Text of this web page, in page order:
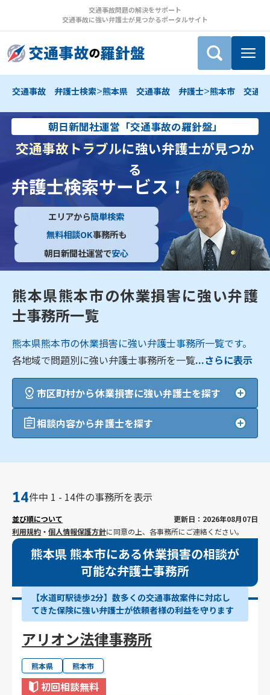
交通事故問題の解決をサポート
交通事故に強い弁護士が見つかるポータルサイト
交通事故 弁護士検索>熊本県 交通事故 弁護士>熊本市 交通
朝日新聞社運営「交通事故の羅針盤」
交通事故トラブルに強い弁護士が見つか
る
弁護士検索サービス！
エリアから簡単検索
無料相談OK事務所も
朝日新聞社運営で安心
熊本県熊本市の休業損害に強い弁護
士事務所一覧
熊本県熊本市の休業損害に強い弁護士事務所一覧です。
各地域で問題別に強い弁護士事務所を一覧...さらに表示
市区町村から休業損害に強い弁護士を探す
相談内容から弁護士を探す
14件中 1 - 14件の事務所を表示
並び順について
更新日：2026年08月07日
利用規約 ・個人情報保護方針に同意の上、各事務所にご連絡ください。
熊本県 熊本市にある休業損害の相談が
可能な弁護士事務所
【水道町駅徒歩2分】数多くの交通事故案件に対応し
てきた保険に強い弁護士が依頼者様の利益を守ります
アリオン法律事務所
熊本県 熊本市
初回相談無料